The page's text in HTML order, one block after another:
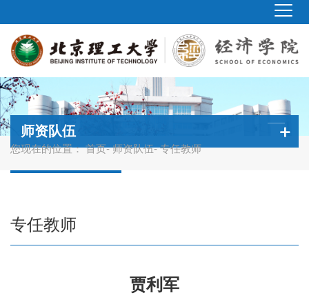
您现在的位置：首页-师资队伍- 专任教师
师资队伍
专任教师
贾利军